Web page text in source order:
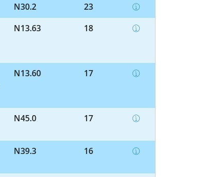
N30.2
23
N13.63 18
N13.60 17
N45.0 17
N39.3 16